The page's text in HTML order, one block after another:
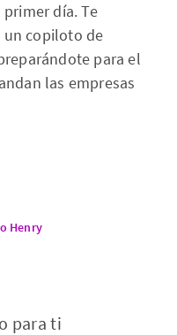
día. Te
un copiloto de
para el
las empresas
Henry
para ti